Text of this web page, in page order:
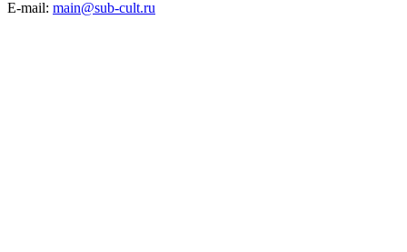
E-mail: main@sub-cult.ru